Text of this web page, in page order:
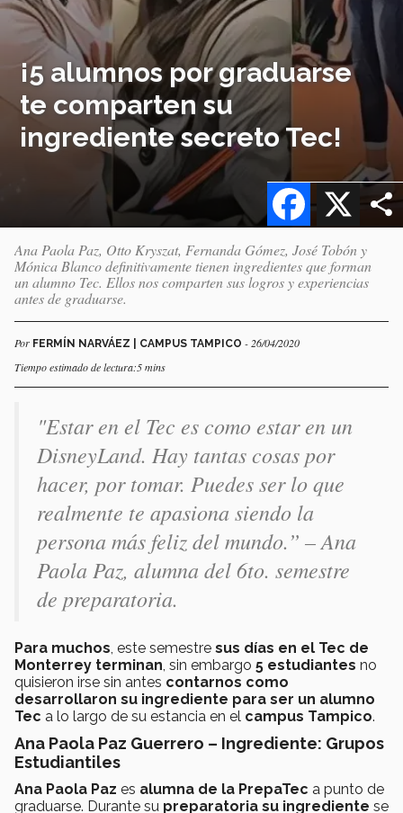
¡5 alumnos por graduarse
te comparten su
ingrediente secreto Tec!
X
Facebook
Ana Paola Paz, Otto Kryszat, Fernanda Gómez, José Tobón y
Mónica Blanco definitivamente tienen ingredientes que forman
un alumno Tec. Ellos nos comparten sus logros y experiencias
antes de graduarse.
Por FERMÍN NARVÁEZ | CAMPUS TAMPICO - 26/04/2020
Tiempo estimado de lectura:5 mins
"Estar en el Tec es como estar en un
DisneyLand. Hay tantas cosas por
hacer, por tomar. Puedes ser lo que
realmente te apasiona siendo la
persona más feliz del mundo.” – Ana
Paola Paz, alumna del 6to. semestre
de preparatoria.
Para muchos , este semestre sus días en el Tec de
Monterrey terminan , sin embargo 5 estudiantes no
quisieron irse sin antes contarnos como
desarrollaron su ingrediente para ser un alumno
Tec a lo largo de su estancia en el campus Tampico.
Ana Paola Paz Guerrero – Ingrediente: Grupos
Estudiantiles
Ana Paola Paz es alumna de la PrepaTec a punto de
graduarse. Durante su preparatoria su ingrediente se